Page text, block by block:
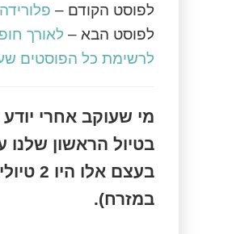
לפוסט הקודם –
לפוסט הבא – לאורך
לרשימת כל הפוסטים
מי שעוקב אחרי
בטיול הראשון שלנו
בעצם
במזרח).